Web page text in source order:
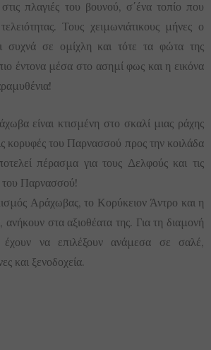
πλαγιές του βουνού, σ΄ένα τοπίο που
Τους χειμωνιάτικους μήνες ο
συχνά σε ομίχλη και τότε τα φώτα της
έντονα μέσα στο ασημί φως και η εικόνα
είναι κτισμένη στο σκαλί μιας ράχης
κορυφές του Παρνασσού προς την κοιλάδα
πέρασμα για τους Δελφούς και τις
του Παρνασσού!
Αράχωβας, το Κορύκειον Άντρο και η
στα αξιοθέατα της. Για τη διαμονή
έχουν να επιλέξουν ανάμεσα σε σαλέ,
και ξενοδοχεία.